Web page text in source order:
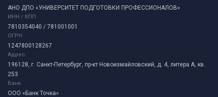
АНО ДПО «УНИВЕРСИТЕТ ПОДГОТОВКИ ПРОФЕССИОНАЛОВ»
ИНН / КПП
7810354040 / 781001001
ОГРН
1247800128267
Адрес
196128, г. Санкт-Петербург, пр-кт Новоизмайловский, д. 4, литера А, кв.
253
Банк
ООО «Банк Точка»